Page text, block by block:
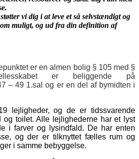
vi dig i at leve et så selvstændigt og
muligt, og ud fra din definition af
er en almen bolig § 105 med §
er beliggende på
– 49 1.sal og er en del af bymidten i
lejligheder, og de er tidssvarende
og toilet. Alle lejlighederne har et lyst
i farver og lysindfald. De har enten
og der er tilknyttet fælles rum og
i samme bebyggelse.